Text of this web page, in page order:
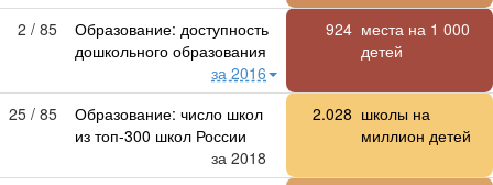
2 / 85
Образование: доступность
дошкольного образования
за 2016
924 места на 1 000
детей
25 / 85
Образование: число школ
из топ-300 школ России
за 2018
2.028 школы на
миллион детей